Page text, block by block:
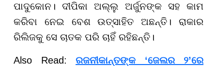
ପାଦୁକୋନ। ଦୀପିକା ଅଲ୍ଲୁ ଅର୍ଜୁନଙ୍କ ସହ କାମ
କରିବା ନେଇ ବେଶ ଉତ୍ସାହିତ ଅଛନ୍ତି। ରାକାର
ରିଲିଜକୁ ସେ ଚାତକ ପରି ଚାହିଁ ରହିଛନ୍ତି।
Also Read: ରଜନୀକାନ୍ତଙ୍କ ‘ଜେଲର ୨’ରେ